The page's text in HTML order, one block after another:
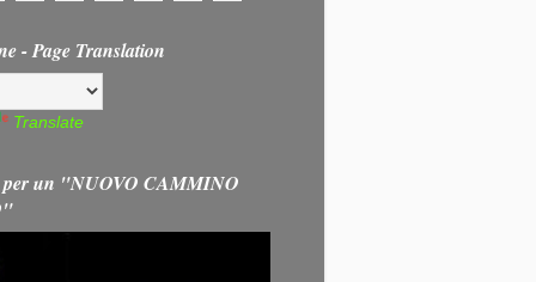
- Page Translation
Translate
per un "NUOVO CAMMINO